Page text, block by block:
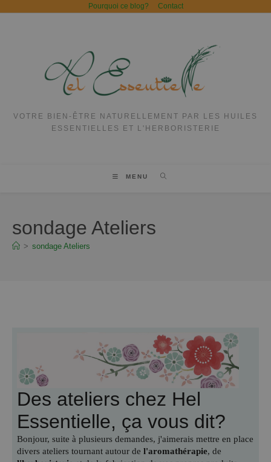
Pourquoi ce blog? Contact
VOTRE BIEN-ÊTRE NATURELLEMENT PAR LES HUILES
ESSENTIELLES ET L'HERBORISTERIE
MENU
sondage Ateliers
> sondage Ateliers